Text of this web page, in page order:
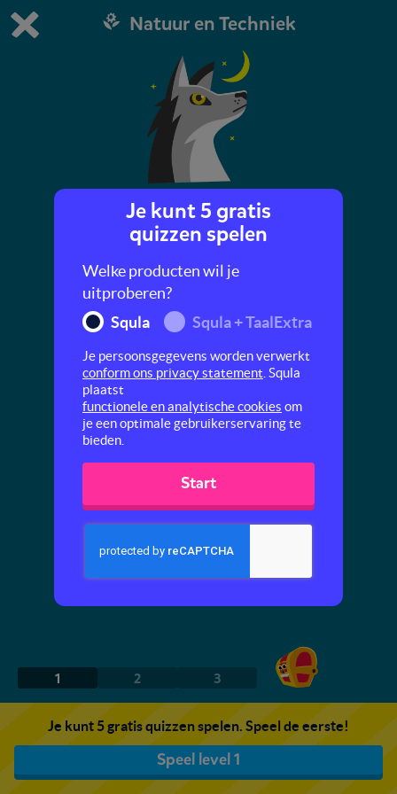
Dit is de gratis demo van Squla.
Bestel nu
0
Natuur en Techniek
Roofdieren
Maak in deze quiz kennis met gevaarlijke
roofdieren zoals haaien, beren en wolven.
1 2 3
Je kunt 5 gratis quizzen spelen. Speel de eerste!
Speel level 1
Je kunt 5 gratis
quizzen spelen
Welke producten wil je
uitproberen?
Squla
Squla + TaalExtra
Je persoonsgegevens worden verwerkt
conform ons privacy statement . Squla
plaatst
functionele en analytische cookies om
je een optimale gebruikerservaring te
bieden.
Start